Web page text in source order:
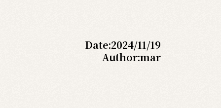
Date:2024/11/19
Author:mar